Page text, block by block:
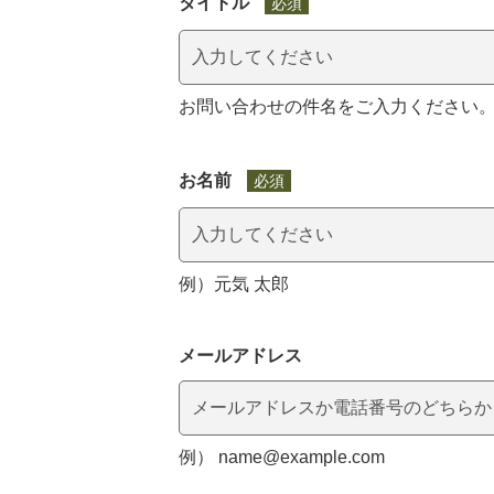
必須
お問い合わせの件名をご入力ください
お名前 必須
例）元気 太郎
メールアドレス
例） name@example.com